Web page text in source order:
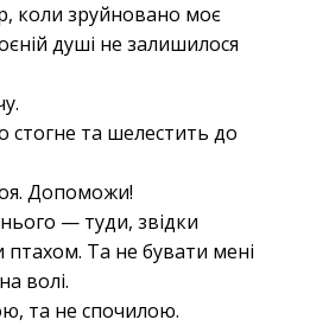
коли зруйновано моє
душі не залишилося
стогне та шелестить до
Допоможи!
— туди, звідки
Та не бувати мені
волі.
та не спочилою.